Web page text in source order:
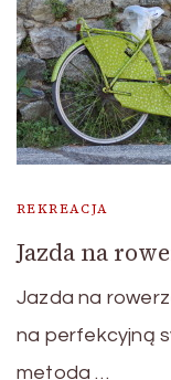
REKREACJA
Jazda na
Jazda na
na perfekcyjną
metoda …